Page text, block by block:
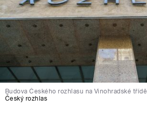
Budova Českého rozhlasu na Vinohradské třídě
Český rozhlas